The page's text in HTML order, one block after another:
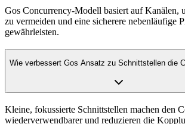
Gos Concurrency-Modell basiert auf Kanälen,
zu vermeiden und eine sicherere nebenläufige
gewährleisten.
Wie verbessert Gos Ansatz zu Schnittstellen die
Kleine, fokussierte Schnittstellen machen den
wiederverwendbarer und reduzieren die